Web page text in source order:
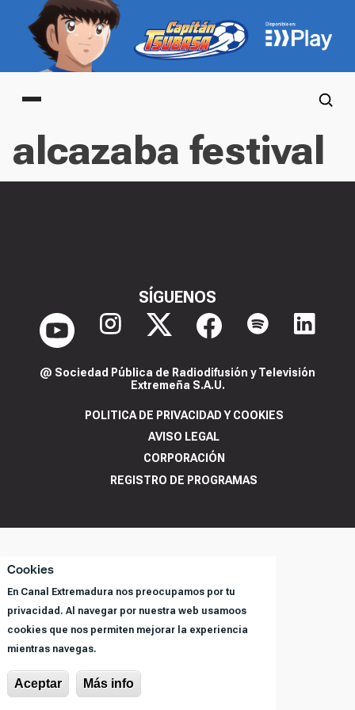
Cookies
En Canal Extremadura nos preocupamos por tu
privacidad. Al navegar por nuestra web usamoos
cookies que nos permiten mejorar la experiencia
mientras navegas.
Aceptar Más info
Main menu
alcazaba festival
SÍGUENOS
@ Sociedad Pública de Radiodifusión y Televisión
Extremeña S.A.U.
POLITICA DE PRIVACIDAD Y COOKIES
AVISO LEGAL
CORPORACIÓN
REGISTRO DE PROGRAMAS